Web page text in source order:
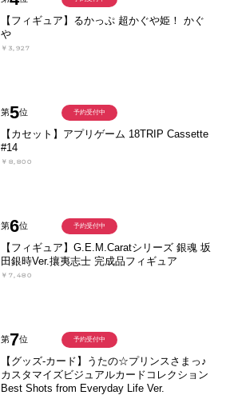
【フィギュア】るかっぷ 超かぐや姫！ かぐ
や
￥3,927
第5位
【カセット】アプリゲーム 18TRIP Cassette
#14
￥8,800
予約受付中
第6位
【フィギュア】G.E.M.Caratシリーズ 銀魂 坂
田銀時Ver.攘夷志士 完成品フィギュア
￥7,480
予約受付中
第7位
【グッズ-カード】うたの☆プリンスさまっ♪
カスタマイズビジュアルカードコレクション
Best Shots from Everyday Life Ver.
予約受付中